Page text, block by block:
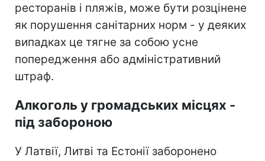
ресторанів і пляжів, може бути розцінене
як порушення санітарних норм - у деяких
випадках це тягне за собою усне
попередження або адміністративний
штраф.
Алкоголь у громадських місцях -
під забороною
У Латвії, Литві та Естонії заборонено